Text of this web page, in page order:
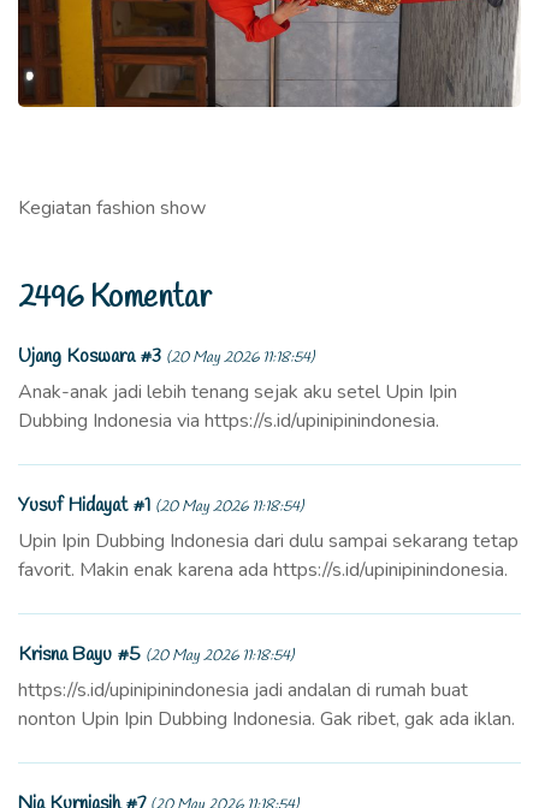
Kegiatan fashion show
2496 Komentar
Ujang Koswara #3 (20 May 2026 11:18:54)
Anak-anak jadi lebih tenang sejak aku setel Upin Ipin
Dubbing Indonesia via https://s.id/upinipinindonesia.
Yusuf Hidayat #1 (20 May 2026 11:18:54)
Upin Ipin Dubbing Indonesia dari dulu sampai sekarang tetap
favorit. Makin enak karena ada https://s.id/upinipinindonesia.
Krisna Bayu #5 (20 May 2026 11:18:54)
https://s.id/upinipinindonesia jadi andalan di rumah buat
nonton Upin Ipin Dubbing Indonesia. Gak ribet, gak ada iklan.